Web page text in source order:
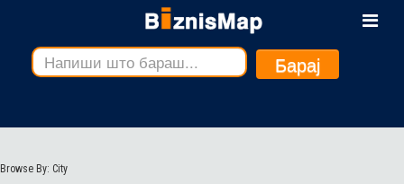
Барај
Browse By: City